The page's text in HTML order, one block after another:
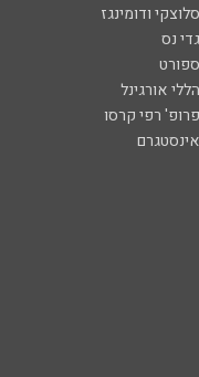
סלוצקי ודומינגז
גדי נס
ספורט
הללי אורגינל
פרופ' רפי קרסו
אינסטגרם